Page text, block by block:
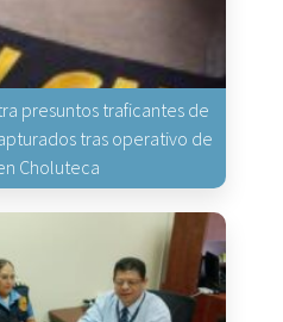
presuntos traficantes de
tras operativo de
Choluteca